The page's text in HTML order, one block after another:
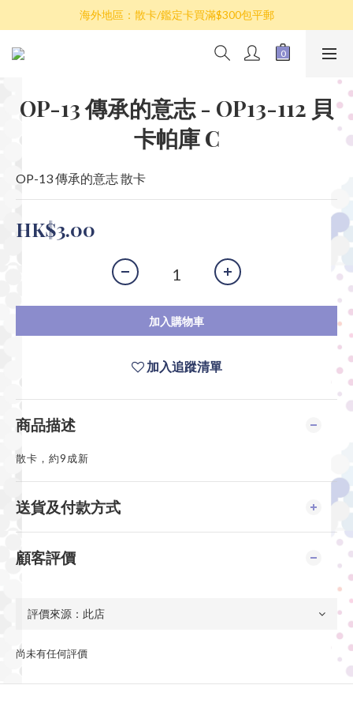
散卡買滿$100包平郵，全部產品買滿$800包順豐(香港境內)
海外地區：散卡/鑑定卡買滿$300包平郵
澳門/台灣/新加坡/馬來西亞/韓國可選擇以順豐到付發貨
OP-13 傳承的意志 - OP13-112 貝
卡帕庫 C
OP-13 傳承的意志 散卡
HK$3.00
加入購物車
加入追蹤清單
商品描述
散卡，約9成新
送貨及付款方式
顧客評價
尚未有任何評價